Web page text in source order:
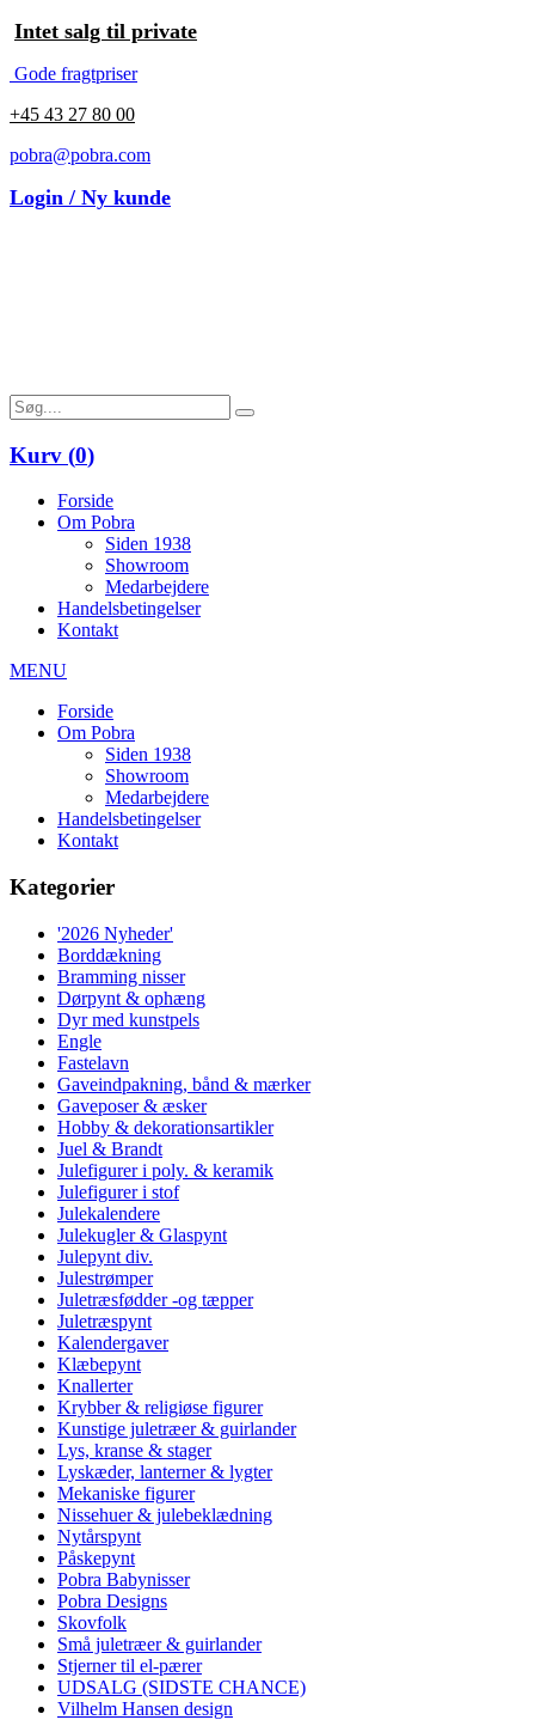
Intet salg til private
Gode fragtpriser
+45 43 27 80 00
pobra@pobra.com
Login / Ny kunde
Kurv (0)
Forside
Om Pobra
Siden 1938
Showroom
Medarbejdere
Handelsbetingelser
Kontakt
MENU
Forside
Om Pobra
Siden 1938
Showroom
Medarbejdere
Handelsbetingelser
Kontakt
Kategorier
'2026 Nyheder'
Borddækning
Bramming nisser
Dørpynt & ophæng
Dyr med kunstpels
Engle
Fastelavn
Gaveindpakning, bånd & mærker
Gaveposer & æsker
Hobby & dekorationsartikler
Juel & Brandt
Julefigurer i poly. & keramik
Julefigurer i stof
Julekalendere
Julekugler & Glaspynt
Julepynt div.
Julestrømper
Juletræsfødder -og tæpper
Juletræspynt
Kalendergaver
Klæbepynt
Knallerter
Krybber & religiøse figurer
Kunstige juletræer & guirlander
Lys, kranse & stager
Lyskæder, lanterner & lygter
Mekaniske figurer
Nissehuer & julebeklædning
Nytårspynt
Påskepynt
Pobra Babynisser
Pobra Designs
Skovfolk
Små juletræer & guirlander
Stjerner til el-pærer
UDSALG (SIDSTE CHANCE)
Vilhelm Hansen design